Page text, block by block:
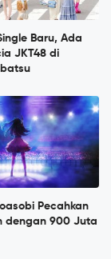
Baru, Ada
JKT48 di
Pecahkan
dengan 900 Juta